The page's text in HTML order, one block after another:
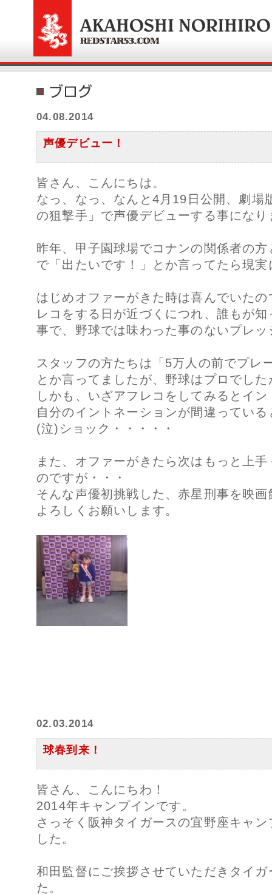
04.08.2014
声優デビュー！
皆さん、こんにちは。
なっ、なっ、なんと4月19日公開、劇
の狙撃手」で声優デビューする事になり
昨年、甲子園球場でコナンの関係者の
で「出たいです！」とか言ってたら現
はじめオファーがきた時は喜んでいた
レコをする日が近づくにつれ、誰もが
事で、野球では味わった事のないプレ
スタッフの方たちは「5万人の前でプレ
とか言ってましたが、野球はプロでし
しかも、いざアフレコをしてみるとイ
自分のイントネーションが間違ってい
(泣)ショック・・・・・
また、オファーがきたら次はもっと上
のですが・・・
そんな声優初挑戦した、赤星刑事を映
よろしくお願いします。
02.03.2014
球春到来！
皆さん、こんにちわ！
2014年キャンプインです。
さっそく阪神タイガースの宜野座キャ
した。
和田監督にご挨拶させていただきタイ
た。